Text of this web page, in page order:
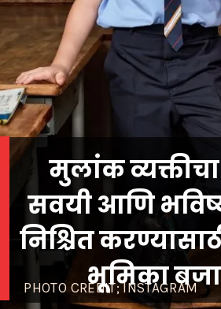
PHOTO CREDIT; INSTAGRAM
मुलांक
सवयी आणि
निश्चित